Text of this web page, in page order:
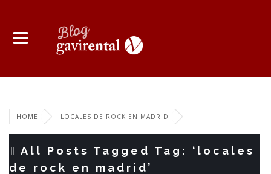
HOME LOCALES DE ROCK EN MADRID
All Posts Tagged Tag: ‘locales
de rock en madrid’